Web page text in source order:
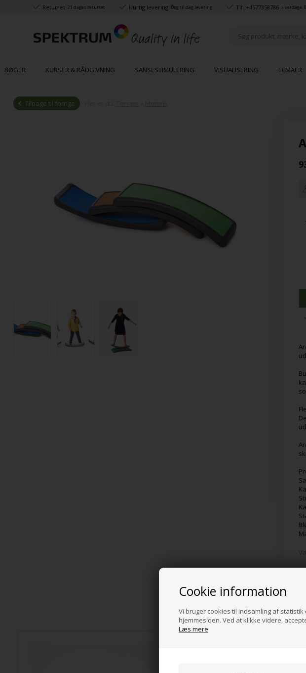
Cookie information
Vi bruger cookies til indsamling af
hjemmesiden. Ved at klikke videre,
Læs mere
Returret 21 dages returret Hurtig levering Dag til dag levering Tlf.:+4577358786 Hverdage:
BØGER KURSER & RÅDGIVNING SANSESTIMULERING VISUALISERING TEMAER
Tilbage til forrige